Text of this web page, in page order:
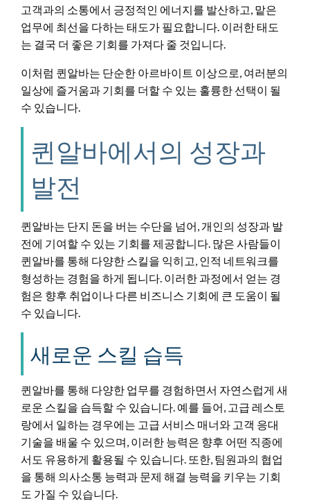
고객과의 소통에서 긍정적인 에너지를 발산하고, 맡은
업무에 최선을 다하는 태도가 필요합니다. 이러한 태도
는 결국 더 좋은 기회를 가져다 줄 것입니다.
이처럼 퀸알바는 단순한 아르바이트 이상으로, 여러분의
일상에 즐거움과 기회를 더할 수 있는 훌륭한 선택이 될
수 있습니다.
퀸알바에서의 성장과
발전
퀸알바는 단지 돈을 버는 수단을 넘어, 개인의 성장과 발
전에 기여할 수 있는 기회를 제공합니다. 많은 사람들이
퀸알바를 통해 다양한 스킬을 익히고, 인적 네트워크를
형성하는 경험을 하게 됩니다. 이러한 과정에서 얻는 경
험은 향후 취업이나 다른 비즈니스 기회에 큰 도움이 될
수 있습니다.
새로운 스킬 습득
퀸알바를 통해 다양한 업무를 경험하면서 자연스럽게 새
로운 스킬을 습득할 수 있습니다. 예를 들어, 고급 레스토
랑에서 일하는 경우에는 고급 서비스 매너와 고객 응대
기술을 배울 수 있으며, 이러한 능력은 향후 어떤 직종에
서도 유용하게 활용될 수 있습니다. 또한, 팀원과의 협업
을 통해 의사소통 능력과 문제 해결 능력을 키우는 기회
도 가질 수 있습니다.